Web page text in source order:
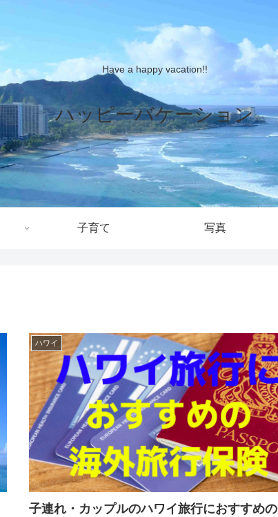
Have a happy vacation!!
ハッピーバケーション
子育て 写真
ハワイ
子連れ・カップルのハワイ旅行におすすめの